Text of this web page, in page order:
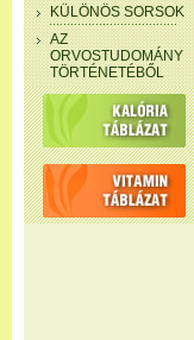
KÜLÖNÖS SORSOK
AZ
ORVOSTUDOMÁNY
TÖRTÉNETÉBŐL